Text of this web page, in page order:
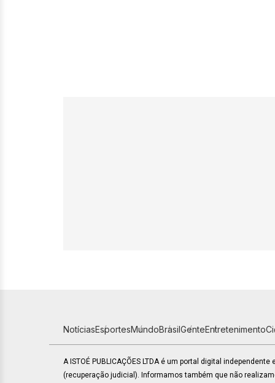
NotíciasEsportesMundoBrasilGenteEntretenimento
A ISTOÉ PUBLICAÇÕES LTDA é um portal digital
(recuperação judicial). Informamos também que não